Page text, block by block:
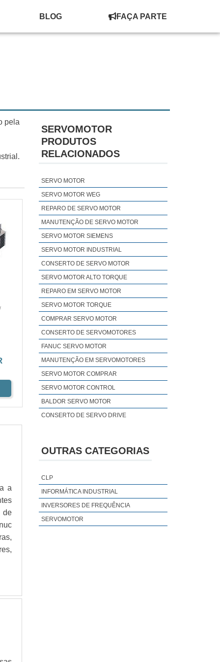
BLOG FAÇA PARTE
pela
a
de
SERVOMOTOR
PRODUTOS
RELACIONADOS
SERVO MOTOR
SERVO MOTOR WEG
REPARO DE SERVO MOTOR
MANUTENÇÃO DE SERVO MOTOR
SERVO MOTOR SIEMENS
SERVO MOTOR INDUSTRIAL
CONSERTO DE SERVO MOTOR
SERVO MOTOR ALTO TORQUE
REPARO EM SERVO MOTOR
SERVO MOTOR TORQUE
COMPRAR SERVO MOTOR
CONSERTO DE SERVOMOTORES
FANUC SERVO MOTOR
MANUTENÇÃO EM SERVOMOTORES
SERVO MOTOR COMPRAR
SERVO MOTOR CONTROL
BALDOR SERVO MOTOR
CONSERTO DE SERVO DRIVE
SERVO MOTOR ABB
SERVO MOTOR FAGOR
SERVO MOTOR LENZE
SERVO MOTOR PARKER
OUTRAS CATEGORIAS
CLP
INFORMÁTICA INDUSTRIAL
INVERSORES DE FREQUÊNCIA
SERVOMOTOR